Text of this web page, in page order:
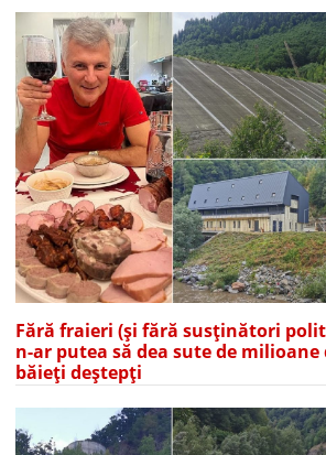
Fără fraieri (și fără susținători
n-ar putea să dea sute de
băieți deștepți